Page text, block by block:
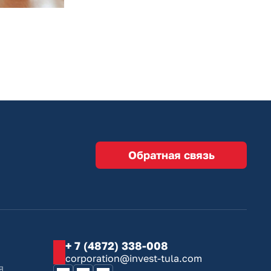
Обратная связь
+ 7 (4872) 338-008
corporation@invest-tula.com